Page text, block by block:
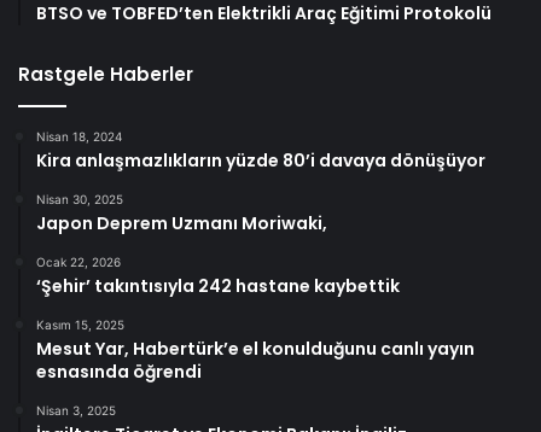
BTSO ve TOBFED’ten Elektrikli Araç Eğitimi Protokolü
Rastgele Haberler
Nisan 18, 2024
Kira anlaşmazlıkların yüzde 80’i davaya dönüşüyor
Nisan 30, 2025
Japon Deprem Uzmanı Moriwaki,
Ocak 22, 2026
‘Şehir’ takıntısıyla 242 hastane kaybettik
Kasım 15, 2025
Mesut Yar, Habertürk’e el konulduğunu canlı yayın
esnasında öğrendi
Nisan 3, 2025